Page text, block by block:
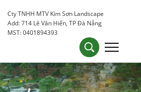
kimsondn84@gmail.com
25
Cty TNHH MTV Kim Sơn Landscape
Add: 714 Lê Văn Hiến, TP Đà Nẵng
MST: 0401894393